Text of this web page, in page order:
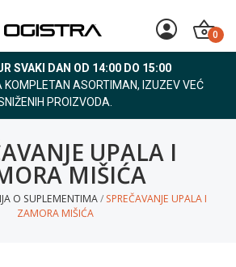
0
SVAKI DAN OD 14:00 DO 15:00
KOMPLETAN ASORTIMAN, IZUZEV VEĆ
PROIZVODA.
UPALA I
MIŠIĆA
O SUPLEMENTIMA
SPREČAVANJE UPALA I
ZAMORA MIŠIĆA